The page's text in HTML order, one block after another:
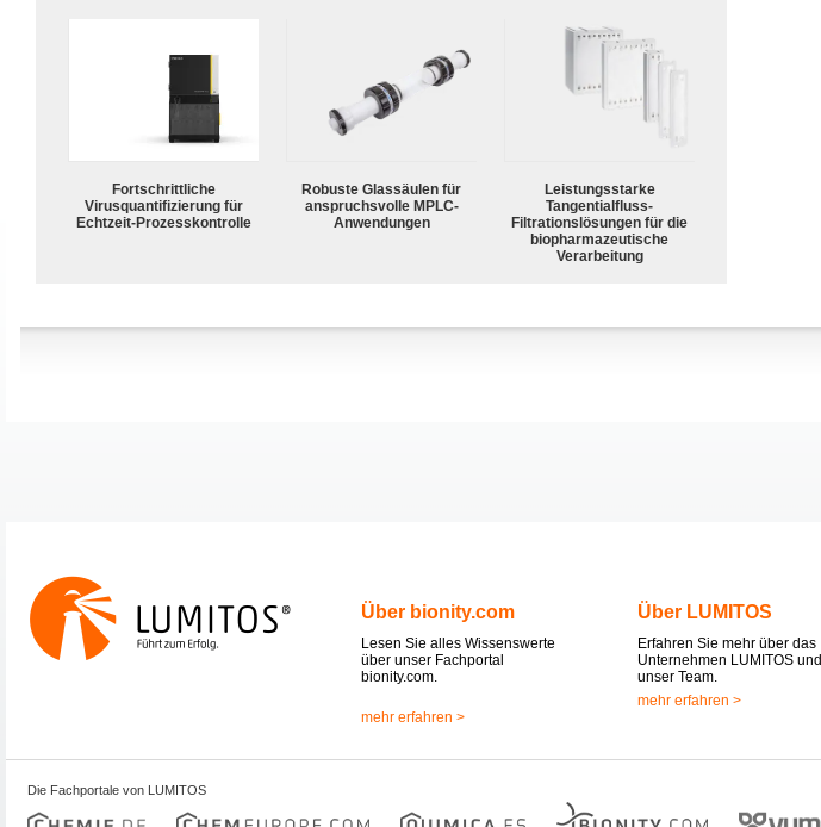
Fortschrittliche
Virusquantifizierung für
Echtzeit-Prozesskontrolle
Robuste Glassäulen für
anspruchsvolle MPLC-
Anwendungen
Leistungsstarke
Tangentialfluss-
Filtrationslösungen für die
biopharmazeutische
Verarbeitung
Über bionity.com
Lesen Sie alles Wissenswerte
über unser Fachportal
bionity.com.
mehr erfahren >
Über LUMITOS
Erfahren Sie mehr über das
Unternehmen LUMITOS und
unser Team.
mehr erfahren >
Die Fachportale von LUMITOS